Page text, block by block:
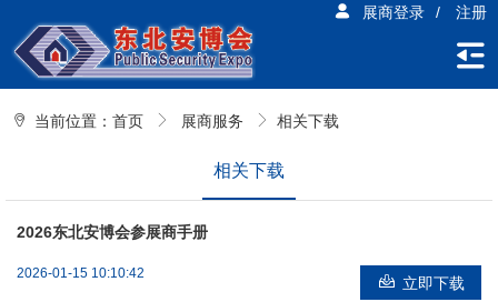
展商登录 / 注册
当前位置： 首页 展商服务 相关下载
相关下载
2026东北安博会参展商手册
立即下载
2026-01-15 10:10:42